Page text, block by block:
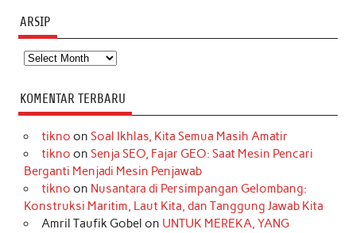
ARSIP
Arsip
KOMENTAR TERBARU
tikno on Soal Ikhlas, Kita Semua Masih Amatir
tikno on Senja SEO, Fajar GEO: Saat Mesin Pencari
Berganti Menjadi Mesin Penjawab
tikno on Nusantara di Persimpangan Gelombang:
Konstruksi Maritim, Laut Kita, dan Tanggung Jawab Kita
Amril Taufik Gobel on UNTUK MEREKA, YANG